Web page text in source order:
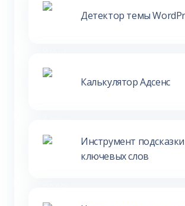
Детектор темы
Калькулятор Адсенс
Инструмент подсказки
ключевых слов